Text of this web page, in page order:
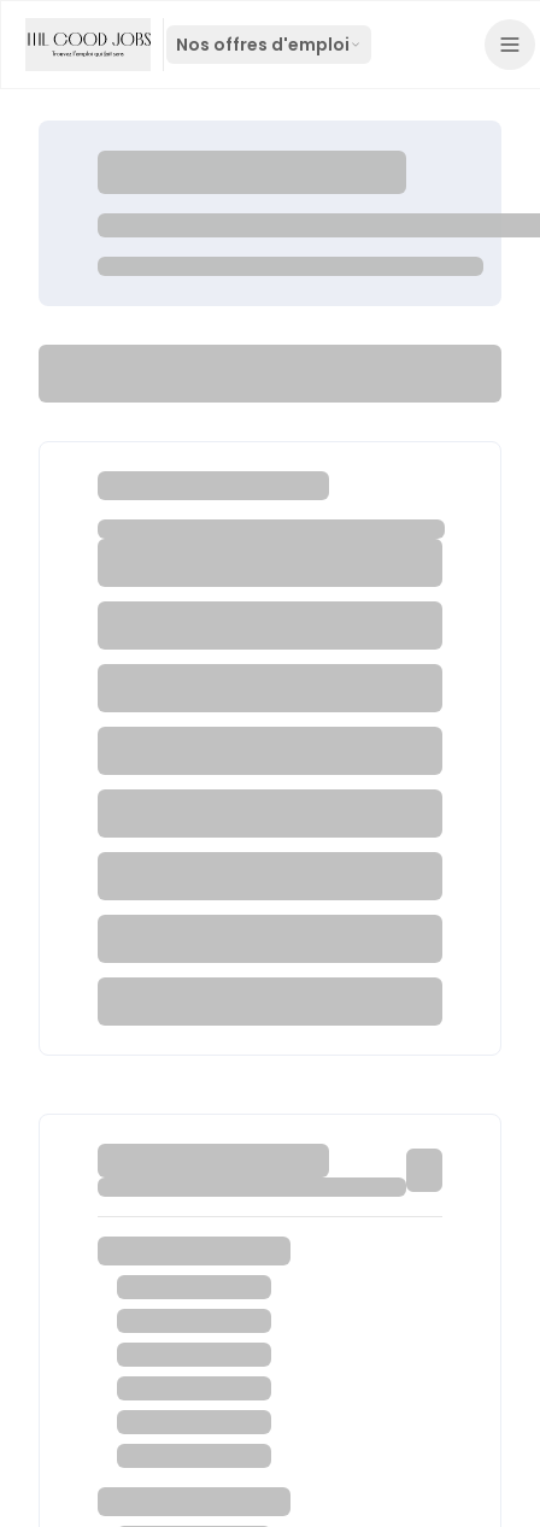
Nos offres d'emploi